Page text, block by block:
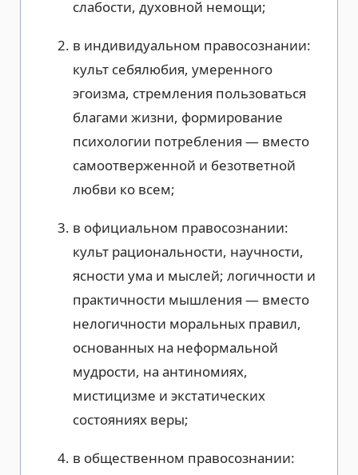
слабости, духовной немощи;
в индивидуальном правосознании:
культ себялюбия, умеренного
эгоизма, стремления пользоваться
благами жизни, формирование
психологии потребления — вместо
самоотверженной и безответной
любви ко всем;
в официальном правосознании:
культ рациональности, научности,
ясности ума и мыслей; логичности и
практичности мышления — вместо
нелогичности моральных правил,
основанных на неформальной
мудрости, на антиномиях,
мистицизме и экстатических
состояниях веры;
в общественном правосознании: